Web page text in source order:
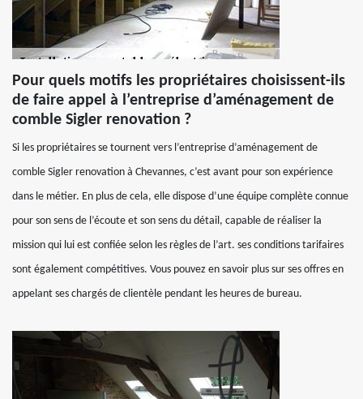
Pour quels motifs les propriétaires choisissent-ils
de faire appel à l’entreprise d’aménagement de
comble Sigler renovation ?
Si les propriétaires se tournent vers l’entreprise d’aménagement de
comble Sigler renovation à Chevannes, c’est avant pour son expérience
dans le métier. En plus de cela, elle dispose d’une équipe complète connue
pour son sens de l’écoute et son sens du détail, capable de réaliser la
mission qui lui est confiée selon les règles de l’art. ses conditions tarifaires
sont également compétitives. Vous pouvez en savoir plus sur ses offres en
appelant ses chargés de clientèle pendant les heures de bureau.